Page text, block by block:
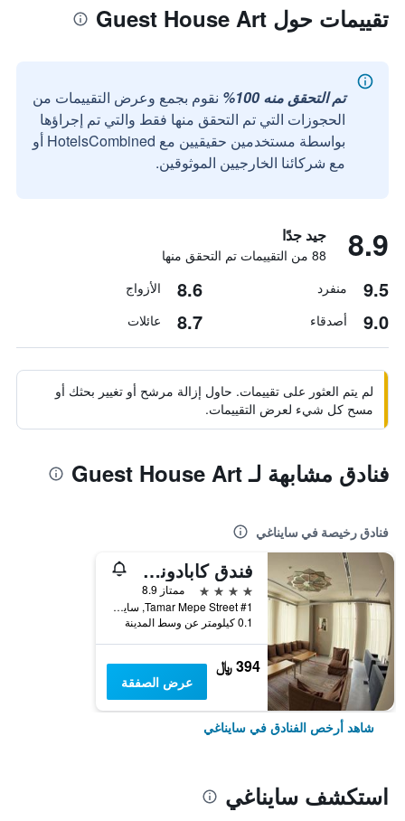
تقييمات حول Guest House Art
تم التحقق منه 100%
نقوم بجمع وعرض التقييمات من
الحجوزات التي تم التحقق منها فقط والتي تم إجراؤها
بواسطة مستخدمين حقيقيين مع HotelsCombined أو
مع شركائنا الخارجيين الموثوقين.
8.9 جيد جدًا
88 من التقييمات تم التحقق منها
9.5 منفرد 8.6 الأزواج
9.0 أصدقاء 8.7 عائلات
لم يتم العثور على تقييمات. حاول إزالة مرشح أو تغيير بحثك أو
مسح كل شيء لعرض التقييمات.
فنادق مشابهة لـ Guest House Art
فنادق رخيصة في سايناغي
فندق كابادوني البوتيكي
4 نجوم
ممتاز 8.9
Tamar Mepe Street #1, سايناغي, جورجيا
0.1 كيلومتر عن وسط المدينة
394 ﷼
عرض الصفقة
شاهد أرخص الفنادق في سايناغي
استكشف سايناغي